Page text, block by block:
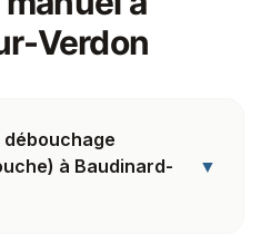
Verdon
débouchage
à Baudinard-
▼